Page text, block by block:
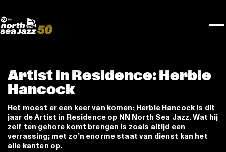
PRAKTISCH
Plattegrond
SPOTIFY PLAYLISTEN
PARTNERS
FESTIVAL PARTNERS
TTEP
UNICEF
MEDIA PARTNERS
Rotterdam Festivals
STËLZ
I love my ears
OVER NSJ
ALGEMEEN
Merchandise
North Sea Jazz video archief
PROJECTS
Rockit Festival
Boy Edgar Prijs
AGENDA
Artist in Residence: Herbie
Hancock
Het moest er een keer van komen: Herbie Hancock is dit
jaar de Artist in Residence op NN North Sea Jazz. Wat hij
zelf ten gehore komt brengen is zoals altijd een
verrassing; met zo’n enorme staat van dienst kan het
alle kanten op.